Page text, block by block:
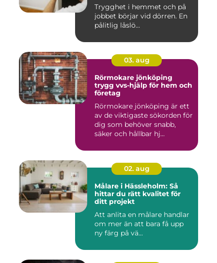
Trygghet i hemmet och på
jobbet börjar vid dörren. En
pålitlig låslö...
03. aug
Rörmokare jönköping
trygg vvs-hjälp för hem och
företag
Rörmokare jönköping är ett
av de viktigaste sökorden för
dig som behöver snabb,
säker och hållbar hj...
02. aug
Målare i Hässleholm: Så
hittar du rätt kvalitet för
ditt projekt
Att anlita en målare handlar
om mer än att bara få upp
ny färg på vä...